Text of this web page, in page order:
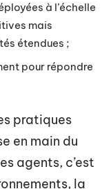
à l’échelle
mais
étendues ;
pour répondre
pratiques
en main du
agents, c’est
la